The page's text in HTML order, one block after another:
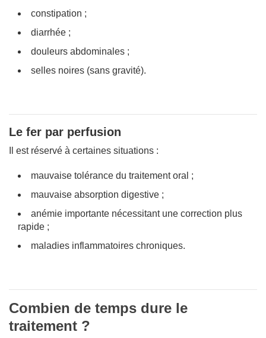
constipation ;
diarrhée ;
douleurs abdominales ;
selles noires (sans gravité).
Le fer par perfusion
Il est réservé à certaines situations :
mauvaise tolérance du traitement oral ;
mauvaise absorption digestive ;
anémie importante nécessitant une correction plus
rapide ;
maladies inflammatoires chroniques.
Combien de temps dure le
traitement ?